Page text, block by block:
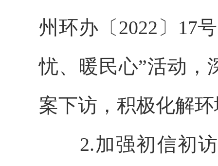
州环办〔2022〕17
忧、暖民心”活动，
案下访，积极化解
2.加强初信初